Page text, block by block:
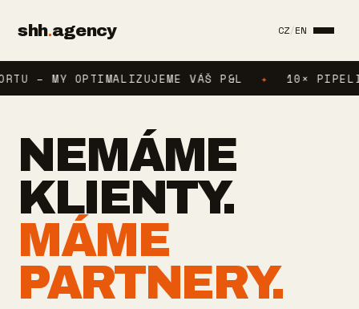
shh.agency CZ/EN
MY OPTIMALIZUJEME VÁŠ P&L ✦ 10× PIPELINE.
NEMÁME
KLIENTY.
MÁME
PARTNERY.